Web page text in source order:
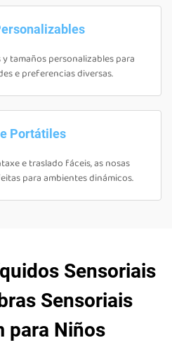
tamaños personalizables para
e preferencias diversas.
Portátiles
e traslado fáceis, as nosas
para ambientes dinámicos.
Sensoriais
Sensoriais
para Niños